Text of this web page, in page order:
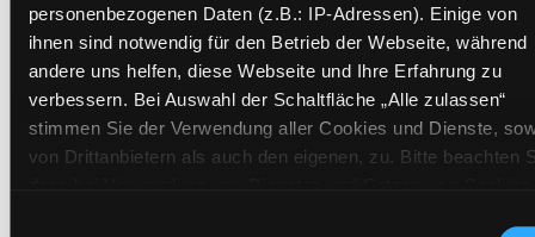
personenbezogenen Daten (z.B.: IP-Adressen). Einige von
ihnen sind notwendig für den Betrieb der Webseite, während
andere uns helfen, diese Webseite und Ihre Erfahrung zu
verbessern. Bei Auswahl der Schaltfläche „Alle zulassen“
stimmen Sie der Verwendung aller Cookies und Dienste,
von Drittanbietern als auch den eigenen, zu. Bitte beachten
Standort 3:
Zweigstelle: Ost - Schillerstraße
Signatur: TV.DL GRA